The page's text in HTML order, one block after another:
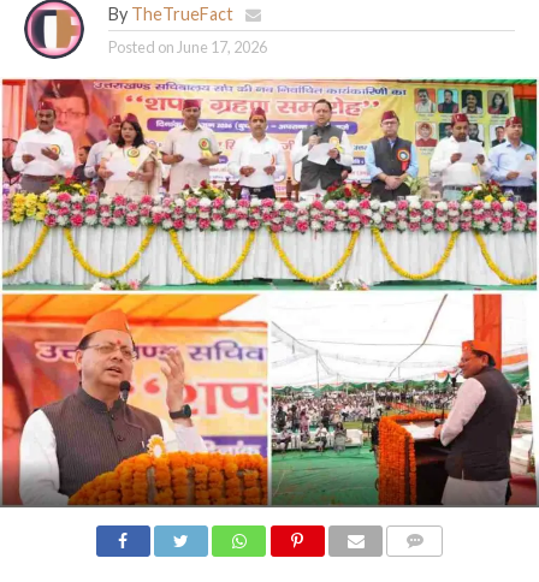
By TheTrueFact
Posted on June 17, 2026